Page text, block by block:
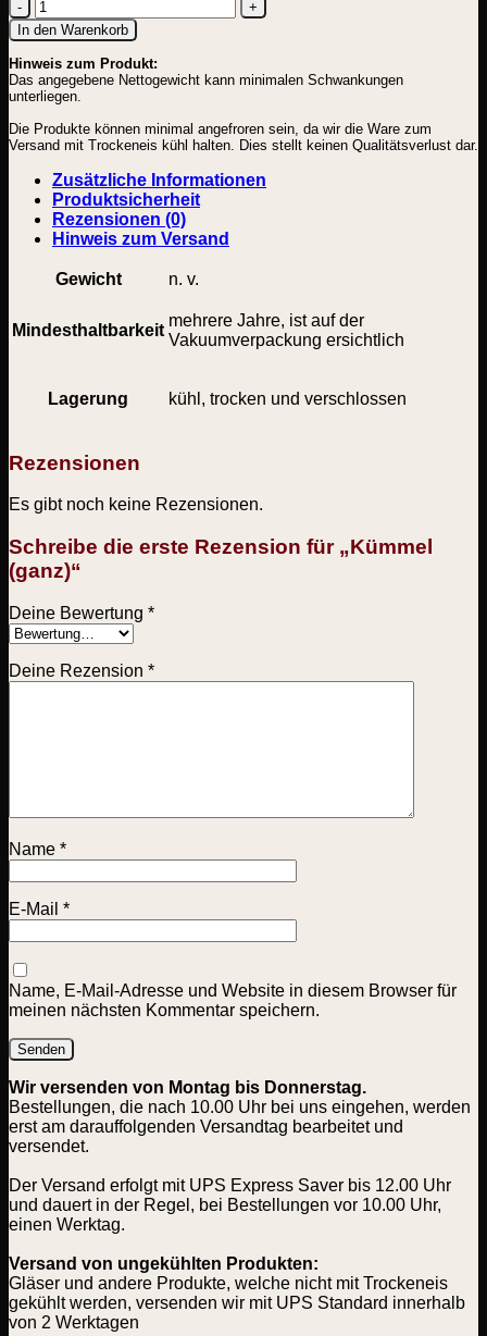
Kümmel
(ganz)
Menge
In den Warenkorb
Hinweis zum Produkt:
Das angegebene Nettogewicht kann minimalen Schwankungen
unterliegen.
Die Produkte können minimal angefroren sein, da wir die Ware zum
Versand mit Trockeneis kühl halten. Dies stellt keinen Qualitätsverlust dar.
Zusätzliche Informationen
Produktsicherheit
Rezensionen (0)
Hinweis zum Versand
Gewicht n. v.
Mindesthaltbarkeit
mehrere Jahre, ist auf der
Vakuumverpackung ersichtlich
Lagerung kühl, trocken und verschlossen
Rezensionen
Es gibt noch keine Rezensionen.
Schreibe die erste Rezension für „Kümmel
(ganz)“
Deine Bewertung *
Deine Rezension *
Name *
E-Mail *
Name, E-Mail-Adresse und Website in diesem Browser für
meinen nächsten Kommentar speichern.
Wir versenden von Montag bis Donnerstag.
Bestellungen, die nach 10.00 Uhr bei uns eingehen, werden
erst am darauffolgenden Versandtag bearbeitet und
versendet.
Der Versand erfolgt mit UPS Express Saver bis 12.00 Uhr
und dauert in der Regel, bei Bestellungen vor 10.00 Uhr,
einen Werktag.
Versand von ungekühlten Produkten:
Gläser und andere Produkte, welche nicht mit Trockeneis
gekühlt werden, versenden wir mit UPS Standard innerhalb
von 2 Werktagen